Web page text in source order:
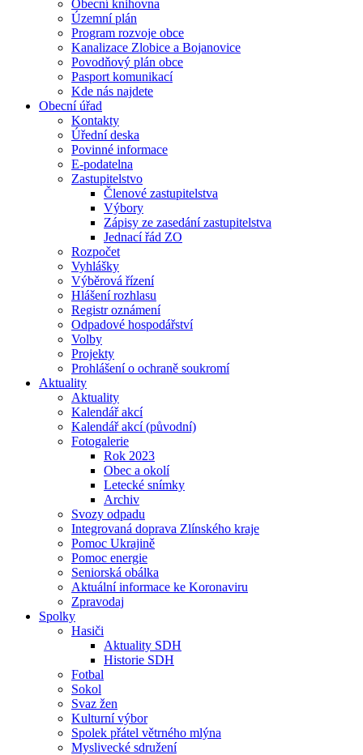
Obecní knihovna
Územní plán
Program rozvoje obce
Kanalizace Zlobice a Bojanovice
Povodňový plán obce
Pasport komunikací
Kde nás najdete
Obecní úřad
Kontakty
Úřední deska
Povinné informace
E-podatelna
Zastupitelstvo
Členové zastupitelstva
Výbory
Zápisy ze zasedání zastupitelstva
Jednací řád ZO
Rozpočet
Vyhlášky
Výběrová řízení
Hlášení rozhlasu
Registr oznámení
Odpadové hospodářství
Volby
Projekty
Prohlášení o ochraně soukromí
Aktuality
Aktuality
Kalendář akcí
Kalendář akcí (původní)
Fotogalerie
Rok 2023
Obec a okolí
Letecké snímky
Archiv
Svozy odpadu
Integrovaná doprava Zlínského kraje
Pomoc Ukrajině
Pomoc energie
Seniorská obálka
Aktuální informace ke Koronaviru
Zpravodaj
Spolky
Hasiči
Aktuality SDH
Historie SDH
Fotbal
Sokol
Svaz žen
Kulturní výbor
Spolek přátel větrného mlýna
Myslivecké sdružení